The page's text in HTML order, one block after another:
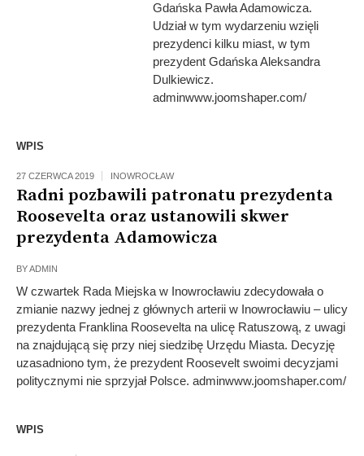
Gdańska Pawła Adamowicza.
Udział w tym wydarzeniu wzięli
prezydenci kilku miast, w tym
prezydent Gdańska Aleksandra
Dulkiewicz.
adminwww.joomshaper.com/
WPIS
27 CZERWCA 2019 INOWROCŁAW
Radni pozbawili patronatu prezydenta
Roosevelta oraz ustanowili skwer
prezydenta Adamowicza
BYADMIN
W czwartek Rada Miejska w Inowrocławiu zdecydowała o
zmianie nazwy jednej z głównych arterii w Inowrocławiu – ulicy
prezydenta Franklina Roosevelta na ulicę Ratuszową, z uwagi
na znajdującą się przy niej siedzibę Urzędu Miasta. Decyzję
uzasadniono tym, że prezydent Roosevelt swoimi decyzjami
politycznymi nie sprzyjał Polsce. adminwww.joomshaper.com/
WPIS